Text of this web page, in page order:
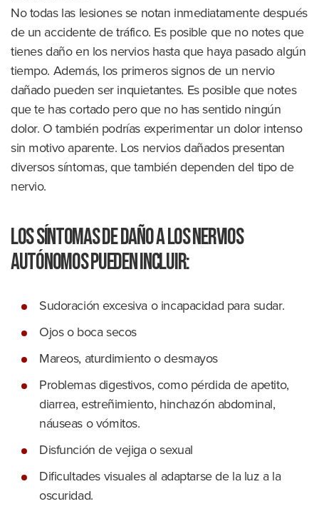
No todas las lesiones se notan inmediatamente después
de un accidente de tráfico. Es posible que no notes que
tienes daño en los nervios hasta que haya pasado algún
tiempo. Además, los primeros signos de un nervio
dañado pueden ser inquietantes. Es posible que notes
que te has cortado pero que no has sentido ningún
dolor. O también podrías experimentar un dolor intenso
sin motivo aparente. Los nervios dañados presentan
diversos síntomas, que también dependen del tipo de
nervio.
Los síntomas de daño a los nervios
autónomos pueden incluir:
Sudoración excesiva o incapacidad para sudar.
Ojos o boca secos
Mareos, aturdimiento o desmayos
Problemas digestivos, como pérdida de apetito,
diarrea, estreñimiento, hinchazón abdominal,
náuseas o vómitos.
Disfunción de vejiga o sexual
Dificultades visuales al adaptarse de la luz a la
oscuridad.